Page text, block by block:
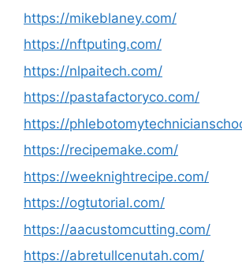
https://mikeblaney.com/
https://nftputing.com/
https://nlpaitech.com/
https://pastafactoryco.com/
https://
https://recipemake.com/
https://weeknightrecipe.com/
https://ogtutorial.com/
https://aacustomcutting.com/
https://abretullcenutah.com/